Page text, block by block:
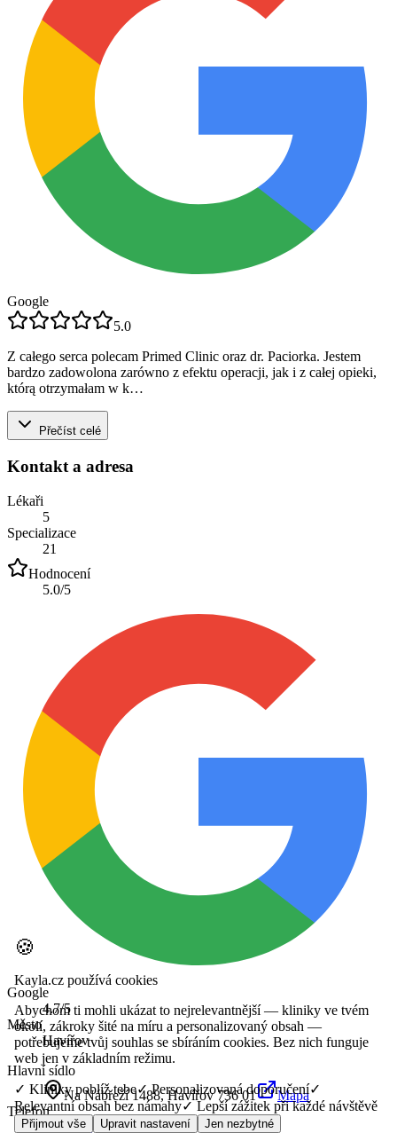
Google
5.0
Z całego serca polecam Primed Clinic oraz dr. Paciorka. Jestem
bardzo zadowolona zarówno z efektu operacji, jak i z całej opieki,
którą otrzymałam w k…
Přečíst celé
Kontakt a adresa
Lékaři
5
Specializace
21
Hodnocení
5.0/5
Google
4.7/5
Město
Havířov
Hlavní sídlo
Na Nábřeží 1488, Havířov736 01
Mapa
Telefon
🍪
Kayla.cz používá cookies
Abychom ti mohli ukázat to nejrelevantnější — kliniky ve tvém
okolí, zákroky šité na míru a personalizovaný obsah —
potřebujeme tvůj souhlas se sbíráním cookies. Bez nich funguje
web jen v základním režimu.
✓ Kliniky poblíž tebe✓ Personalizovaná doporučení✓
Relevantní obsah bez námahy✓ Lepší zážitek při každé návštěvě
Přijmout vše Upravit nastavení Jen nezbytné